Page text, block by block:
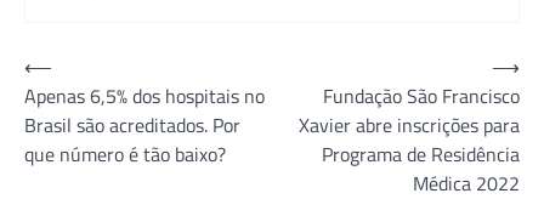
Navegação
de
Post
⟵
Apenas 6,5% dos hospitais no
Brasil são acreditados. Por
que número é tão baixo?
Fundação São Francisco
Xavier abre inscrições para
Programa de Residência
Médica 2022
⟶